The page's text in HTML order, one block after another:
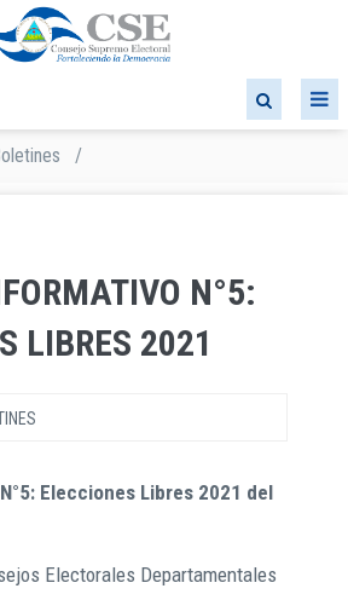
/
N°5:
LIBRES 2021
Elecciones Libres 2021 del
Electorales Departamentales